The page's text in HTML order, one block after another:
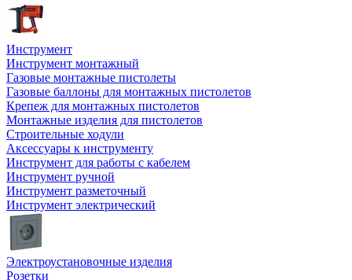
Инструмент
Инструмент монтажный
Газовые монтажные пистолеты
Газовые баллоны для монтажных пистолетов
Крепеж для монтажных пистолетов
Монтажные изделия для пистолетов
Строительные ходули
Аксессуары к инструменту
Инструмент для работы с кабелем
Инструмент ручной
Инструмент разметочный
Инструмент электрический
Электроустановочные изделия
Розетки